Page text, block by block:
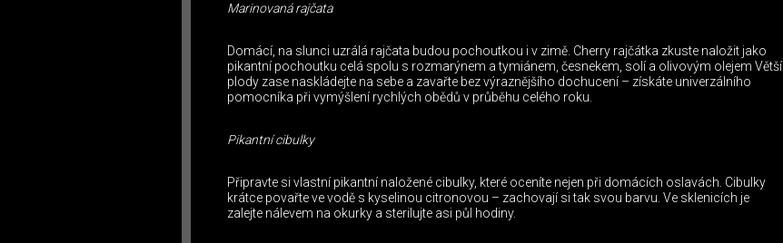
Marinovaná rajčata
Domácí, na slunci uzrálá rajčata budou pochoutkou i v zimě. Cherry rajčátka zkuste naložit jako
pikantní pochoutku celá spolu s rozmarýnem a tymiánem, česnekem, solí a olivovým olejem Větší
plody zase naskládejte na sebe a zavařte bez výraznějšího dochucení – získáte univerzálního
pomocníka při vymýšlení rychlých obědů v průběhu celého roku.
Pikantní cibulky
Připravte si vlastní pikantní naložené cibulky, které oceníte nejen při domácích oslavách. Cibulky
krátce povařte ve vodě s kyselinou citronovou – zachovají si tak svou barvu. Ve sklenicích je
zalejte nálevem na okurky a sterilujte asi půl hodiny.